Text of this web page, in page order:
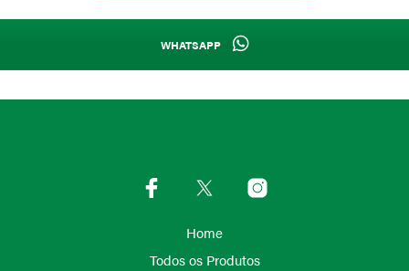
WHATSAPP
Home
Todos os Produtos